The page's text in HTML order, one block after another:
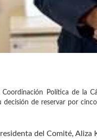
Política de la
decisión de reservar por
del Comité,